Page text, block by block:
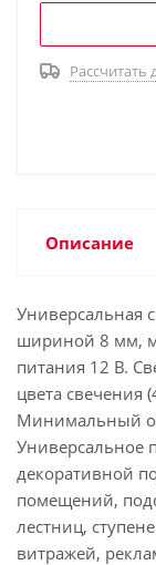
Рассчитать
Описание
Универсальная
шириной 8 мм,
питания 12 В.
цвета свечения
Минимальный
Универсальное
декоративной
помещений,
лестниц,
витражей,